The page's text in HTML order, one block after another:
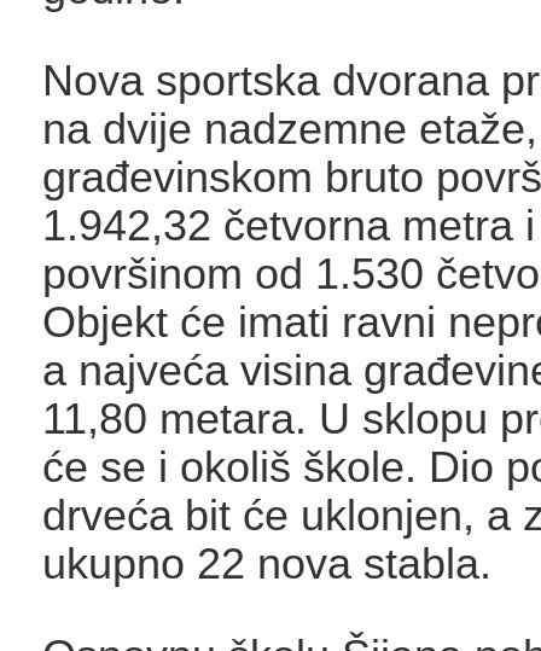
Nova sportska dvorana
na dvije nadzemne
građevinskom bruto
1.942,32 četvorna metra
površinom od 1.530
Objekt će imati ravni
a najveća visina
11,80 metara. U sklopu
će se i okoliš škole. Dio
drveća bit će uklonjen, a
ukupno 22 nova stabla.